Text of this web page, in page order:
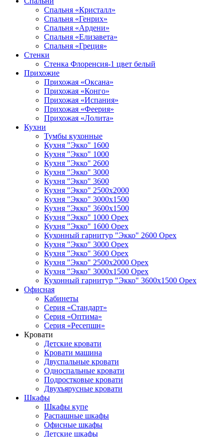
Спальня «Кристалл»
Спальня «Генрих»
Спальня «Ардени»
Спальня «Елизавета»
Спальня «Греция»
Стенки
Стенка Флоренсия-1 цвет белый
Прихожие
Прихожая «Оксана»
Прихожая «Конго»
Прихожая «Испания»
Прихожая «Феерия»
Прихожая «Лолита»
Кухни
Тумбы кухонные
Кухня "Экко" 1600
Кухня "Экко" 1000
Кухня "Экко" 2600
Кухня "Экко" 3000
Кухня "Экко" 3600
Кухня "Экко" 2500х2000
Кухня "Экко" 3000х1500
Кухня "Экко" 3600х1500
Кухня "Экко" 1000 Орех
Кухня "Экко" 1600 Орех
Кухонный гарнитур "Экко" 2600 Орех
Кухня "Экко" 3000 Орех
Кухня "Экко" 3600 Орех
Кухня "Экко" 2500х2000 Орех
Кухня "Экко" 3000х1500 Орех
Кухонный гарнитур "Экко" 3600х1500 Орех
Офисная
Кабинеты
Серия «Стандарт»
Серия «Оптима»
Серия «Ресепшн»
Кровати
Детские кровати
Кровати машина
Двуспальные кровати
Односпальные кровати
Подростковые кровати
Двухъярусные кровати
Шкафы
Шкафы купе
Распашные шкафы
Офисные шкафы
Детские шкафы